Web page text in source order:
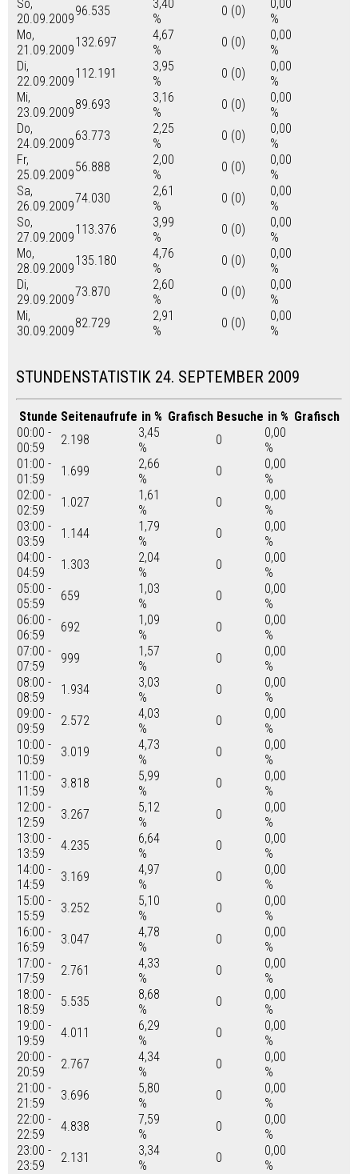
So,
20.09.2009
96.535
3,40
%
0 (0)
0,00
%
Mo,
21.09.2009
132.697
4,67
%
0 (0)
0,00
%
Di,
22.09.2009
112.191
3,95
%
0 (0)
0,00
%
Mi,
23.09.2009
89.693
3,16
%
0 (0)
0,00
%
Do,
24.09.2009
63.773
2,25
%
0 (0)
0,00
%
Fr,
25.09.2009
56.888
2,00
%
0 (0)
0,00
%
Sa,
26.09.2009
74.030
2,61
%
0 (0)
0,00
%
So,
27.09.2009
113.376
3,99
%
0 (0)
0,00
%
Mo,
28.09.2009
135.180
4,76
%
0 (0)
0,00
%
Di,
29.09.2009
73.870
2,60
%
0 (0)
0,00
%
Mi,
30.09.2009
82.729
2,91
%
0 (0)
0,00
%
STUNDENSTATISTIK 24. SEPTEMBER 2009
Stunde Seitenaufrufe in % Grafisch Besuche in % Grafisch
00:00 -
00:59
2.198
3,45
%
0
0,00
%
01:00 -
01:59
1.699
2,66
%
0
0,00
%
02:00 -
02:59
1.027
1,61
%
0
0,00
%
03:00 -
03:59
1.144
1,79
%
0
0,00
%
04:00 -
04:59
1.303
2,04
%
0
0,00
%
05:00 -
05:59
659
1,03
%
0
0,00
%
06:00 -
06:59
692
1,09
%
0
0,00
%
07:00 -
07:59
999
1,57
%
0
0,00
%
08:00 -
08:59
1.934
3,03
%
0
0,00
%
09:00 -
09:59
2.572
4,03
%
0
0,00
%
10:00 -
10:59
3.019
4,73
%
0
0,00
%
11:00 -
11:59
3.818
5,99
%
0
0,00
%
12:00 -
12:59
3.267
5,12
%
0
0,00
%
13:00 -
13:59
4.235
6,64
%
0
0,00
%
14:00 -
14:59
3.169
4,97
%
0
0,00
%
15:00 -
15:59
3.252
5,10
%
0
0,00
%
16:00 -
16:59
3.047
4,78
%
0
0,00
%
17:00 -
17:59
2.761
4,33
%
0
0,00
%
18:00 -
18:59
5.535
8,68
%
0
0,00
%
19:00 -
19:59
4.011
6,29
%
0
0,00
%
20:00 -
20:59
2.767
4,34
%
0
0,00
%
21:00 -
21:59
3.696
5,80
%
0
0,00
%
22:00 -
22:59
4.838
7,59
%
0
0,00
%
23:00 -
23:59
2.131
3,34
%
0
0,00
%